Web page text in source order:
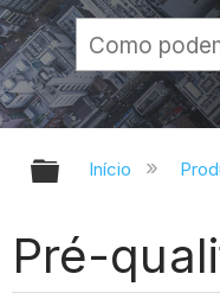
Expandir/
Início
Pré-